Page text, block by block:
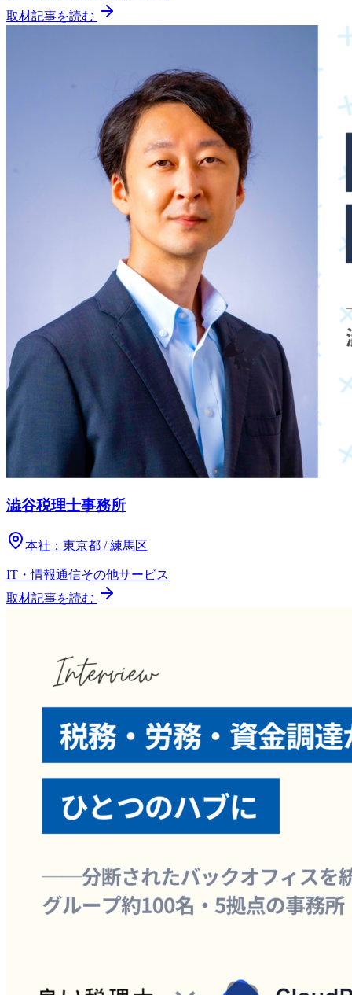
取材記事を読む
澁谷税理士事務所
本社： 東京都 / 練馬区
IT・情報通信その他サービス
取材記事を読む